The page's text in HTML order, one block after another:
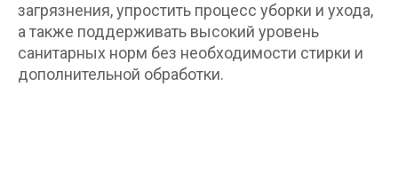
загрязнения, упростить процесс уборки и ухода,
а также поддерживать высокий уровень
санитарных норм без необходимости стирки и
дополнительной обработки.